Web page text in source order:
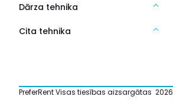
Dārza tehnika
Cita tehnika
PreferRent Visas tiesības aizsargātas 2026